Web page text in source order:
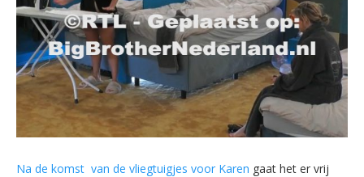
Na de komst van de vliegtuigjes voor Karen gaat het er vrij